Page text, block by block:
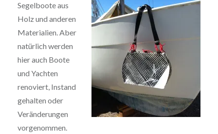
Segelboote aus
Holz und anderen
Materialien. Aber
natürlich werden
hier auch Boote
und Yachten
renoviert, Instand
gehalten oder
Veränderungen
vorgenommen.